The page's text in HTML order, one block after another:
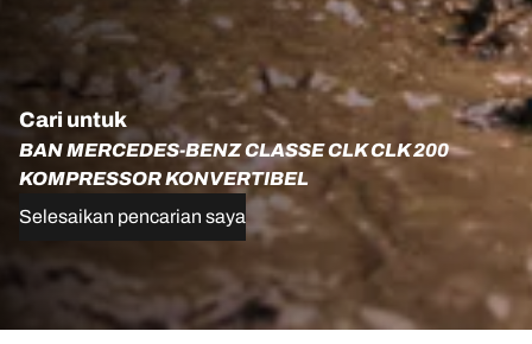
Cari untuk
BAN MERCEDES-BENZ CLASSE CLK CLK 200
KOMPRESSOR KONVERTIBEL
Selesaikan pencarian saya